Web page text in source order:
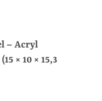
– Acryl
× 10 × 15,3